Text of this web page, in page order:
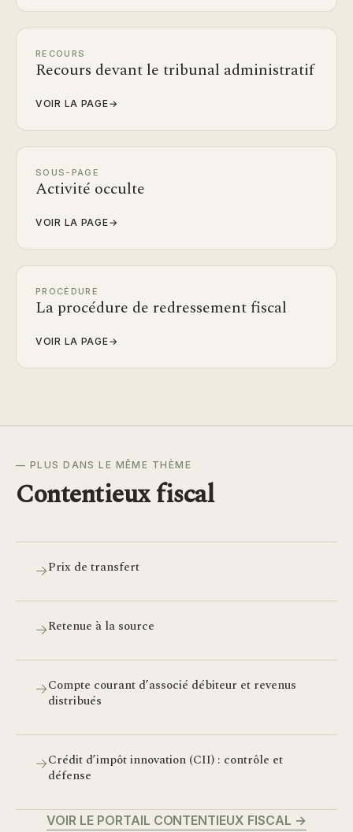
RECOURS
Recours devant le tribunal administratif
VOIR LA PAGE→
SOUS-PAGE
Activité occulte
VOIR LA PAGE→
PROCÉDURE
La procédure de redressement fiscal
VOIR LA PAGE→
— PLUS DANS LE MÊME THÈME
Contentieux fiscal
→Prix de transfert
→Retenue à la source
→Compte courant d’associé débiteur et revenus
distribués
→Crédit d’impôt innovation (CII) : contrôle et
défense
VOIR LE PORTAIL CONTENTIEUX FISCAL →